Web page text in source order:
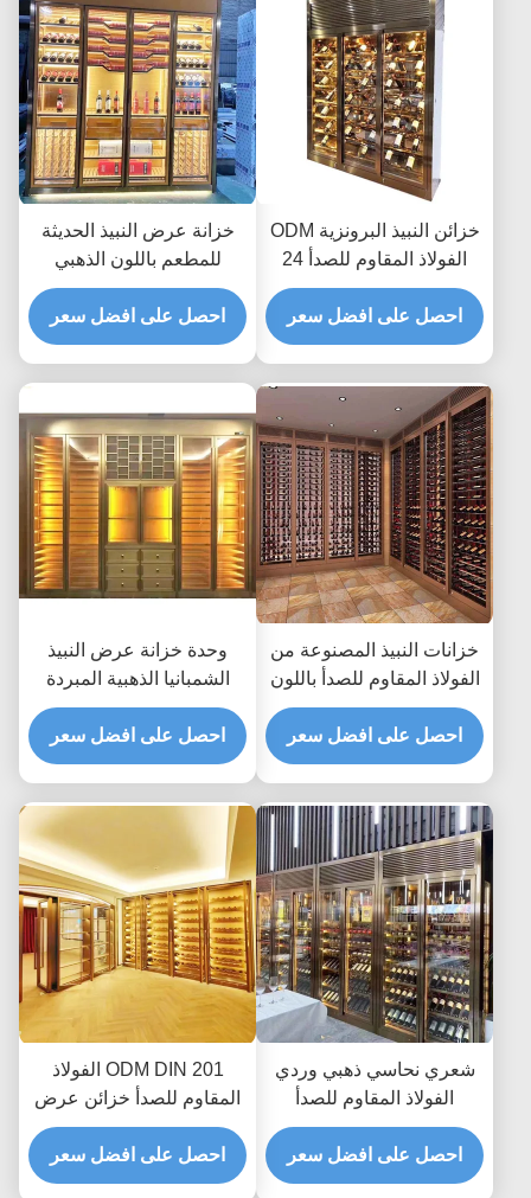
خزائن النبيذ البرونزية ODM
الفولاذ المقاوم للصدأ 24
بوصة ثلاجة النبيذ AC240V
احصل على افضل سعر
خزانة عرض النبيذ الحديثة
للمطعم باللون الذهبي
الوردي TUV 350 * 190 سم
احصل على افضل سعر
خزانات النبيذ المصنوعة من
الفولاذ المقاوم للصدأ باللون
الذهبي الوردي ، ثلاجة
ASTM 316L 201
احصل على افضل سعر
وحدة خزانة عرض النبيذ
الشمبانيا الذهبية المبردة
ASTM 316L ISO 300 *
160 سم
احصل على افضل سعر
شعري نحاسي ذهبي وردي
الفولاذ المقاوم للصدأ
خزانات نبيذ ثلاجة 300 مم
إلى 500 مم
احصل على افضل سعر
ODM DIN 201 الفولاذ
المقاوم للصدأ خزائن عرض
النبيذ التجارية ثلاجة تبريد
احصل على افضل سعر